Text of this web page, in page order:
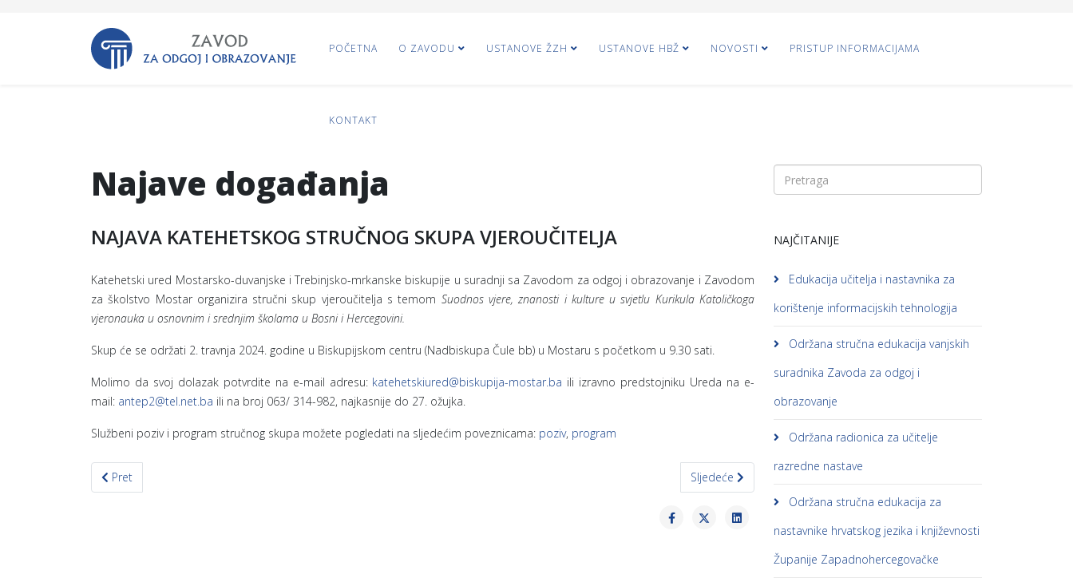
POČETNA O ZAVODU USTANOVE ŽZH USTANOVE HBŽ NOVOSTI PRISTUP INFORMACIJAMA
KONTAKT
Najave događanja
NAJAVA KATEHETSKOG STRUČNOG SKUPA VJEROUČITELJA
Katehetski ured Mostarsko-duvanjske i Trebinjsko-mrkanske biskupije u suradnji sa Zavodom za odgoj i obrazovanje i Zavodom
za školstvo Mostar organizira stručni skup vjeroučitelja s temom Suodnos vjere, znanosti i kulture u svjetlu Kurikula Katoličkoga
vjeronauka u osnovnim i srednjim školama u Bosni i Hercegovini.
Skup će se održati 2. travnja 2024. godine u Biskupijskom centru (Nadbiskupa Čule bb) u Mostaru s početkom u 9.30 sati.
Molimo da svoj dolazak potvrdite na e-mail adresu: katehetskiured@biskupija-mostar.ba ili izravno predstojniku Ureda na e-
mail: antep2@tel.net.ba ili na broj 063/ 314-982, najkasnije do 27. ožujka.
Službeni poziv i program stručnog skupa možete pogledati na sljedećim poveznicama: poziv, program
Prethodni članak: Najava stručne edukacije za učitelje i nastavnike fizike
Pret Sljedeći članak: Najava edukacija za učitelje/nastavnike u glazbenim
Sljedeće
NAJČITANIJE
Edukacija učitelja i nastavnika za
korištenje informacijskih tehnologija
Održana stručna edukacija vanjskih
suradnika Zavoda za odgoj i
obrazovanje
Održana radionica za učitelje
razredne nastave
Održana stručna edukacija za
nastavnike hrvatskog jezika i književnosti
Županije Zapadnohercegovačke